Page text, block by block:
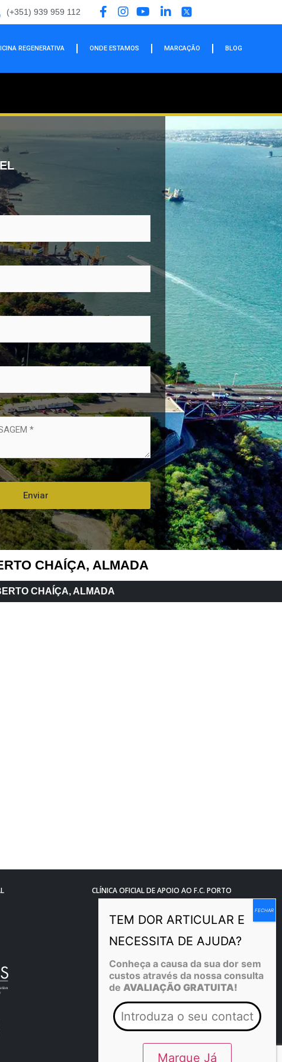
(+351) 939 959 112
REGENERATIVA ONDE ESTAMOS MARCAÇÃO BLOG
Enviar
CHAÍÇA, ALMADA
CHAÍÇA, ALMADA
CLÍNICA OFICIAL DE APOIO AO F.C. PORTO
Conheça a causa da sua dor sem
custos através da nossa consulta
de AVALIAÇÃO GRATUITA!